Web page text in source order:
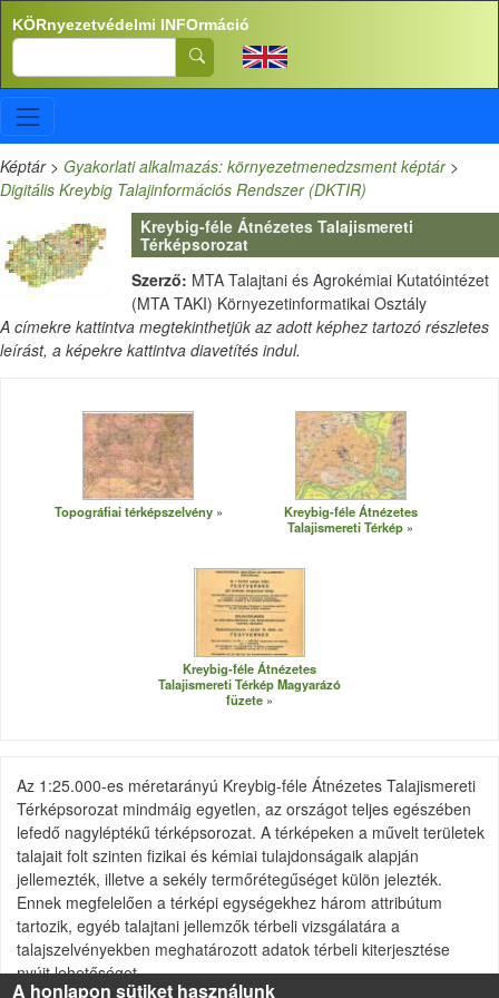
Ugrás a tartalomra
KÖRnyezetvédelmi INFOrmáció
Search
Képtár> Gyakorlati alkalmazás: környezetmenedzsment képtár>
Digitális Kreybig Talajinformációs Rendszer (DKTIR)
Kreybig-féle Átnézetes Talajismereti
Térképsorozat
Szerző: MTA Talajtani és Agrokémiai Kutatóintézet
(MTA TAKI) Környezetinformatikai Osztály
A címekre kattintva megtekinthetjük az adott képhez tartozó részletes
leírást, a képekre kattintva diavetítés indul.
Topográfiai térképszelvény
Kreybig-féle Átnézetes
Talajismereti Térkép
Kreybig-féle Átnézetes
Talajismereti Térkép Magyarázó
füzete
Az 1:25.000-es méretarányú Kreybig-féle Átnézetes Talajismereti
Térképsorozat mindmáig egyetlen, az országot teljes egészében
lefedő nagyléptékű térképsorozat. A térképeken a művelt területek
talajait folt szinten fizikai és kémiai tulajdonságaik alapján
jellemezték, illetve a sekély termőrétegűséget külön jelezték.
Ennek megfelelően a térképi egységekhez három attribútum
tartozik, egyéb talajtani jellemzők térbeli vizsgálatára a
talajszelvényekben meghatározott adatok térbeli kiterjesztése
nyújt lehetőséget.
A honlapon sütiket használunk